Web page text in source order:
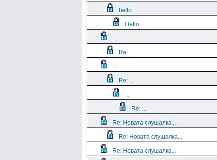
hello
Hello
...
Re: ...
...
Re: ...
...
Re: ...
Re: Новата слушалка...
Re: Новата слушалка...
Re: Новата слушалка...